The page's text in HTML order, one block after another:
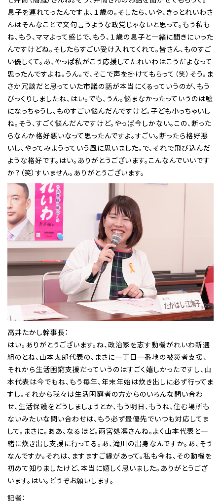
息子を連れてったんですよ、１歳の。そしたら、いや、きっとれいわさ
んはそんなことで文句言うような政党じゃないと思って。もう私も
ね、もう、ママよって感じで、もう、１歳の息子と一緒に聞きにいった
んですけどね。そしたらすごい受け入れてくれて。皆さん、ものすご
い優しくて。あ、やっぱ私がこう応援してたれいわはこうだよなって
思ったんですよね。うん。で、そこで声を掛けてもらって（笑）そう。ま
さか冗談だと思っていた市議の話が本当にくるっていうのが、もう
びっくりしましたね、はい。でも、うん。悩まなかったっていうのは嘘
になっちゃうし、ものすごい悩んだんですけど。子ども小っちゃいし
ね。そう、すごく悩んだんですけど。やっぱ今しかない。この、断った
らなんか格好悪いなって思ったんですよ。すごい。断ったら格好悪
いし、やってみようっていう風に思いました。で、それで飛び込んだ
ような格好です。はい。ありがとうございます。こんなんでいいです
か？（笑）すいません。ありがとうございます。
高井たかし幹事長：
はい。ありがとうございます。ね、政治家を志す動機がれいわ新選
組のとね、山本太郎代表の、まさに一丁目一番地の被災者支援、
それから生活困窮支援だっていうのはすごく嬉しかったですし、山
本代表は今でもね、もう毎年、年末年始は炊き出しに必ず行ってま
すし。それから我々は生活困窮者の方からのいろんな問い合わ
せ、生活保護をどうしましょうとか、もう明日、もうね、住む場所も
ないみたいな問い合わせは、もう必ず最優先でいつも対応してま
して。まさに。ああ、なるほど。雨宮処凛さんね。よく山本代表と一
緒に炊き出し支援に行ってる。あ、滝川の出身なんですか。あ、そう
なんですか。それは、ますますご縁があって。私も今ね、その動機を
初めて知りましたけど、本当に嬉しく思いました。ありがとうござ
います。はい。どうぞお願いします。
記者：